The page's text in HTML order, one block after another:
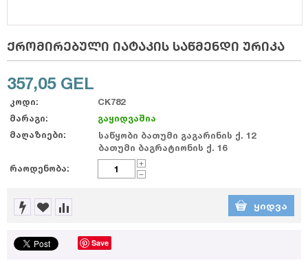
ქრომირებული იატაკის საწმენდი ურიკა
357,05 GEL
კოდი:
CK782
მარაგი:
გაყიდვაშია
მაღაზიები:
საწყობი ბათუმი გაგარინის ქ. 12
ბათუმი ბაგრატიონის ქ. 16
რაოდენობა:
+
−
ᲧᲘᲓᲕᲐ
Save